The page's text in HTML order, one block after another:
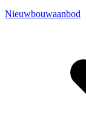
Nieuwbouwaanbod